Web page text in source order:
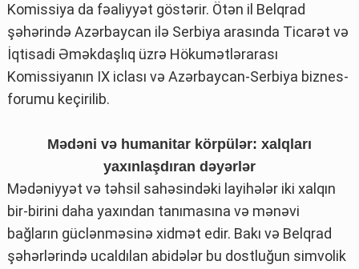
Komissiya da fəaliyyət göstərir. Ötən il Belqrad
şəhərində Azərbaycan ilə Serbiya arasında Ticarət və
İqtisadi Əməkdaşlıq üzrə Hökumətlərarası
Komissiyanın IX iclası və Azərbaycan-Serbiya biznes-
forumu keçirilib.
Mədəni və humanitar körpülər: xalqları
yaxınlaşdıran dəyərlər
Mədəniyyət və təhsil sahəsindəki layihələr iki xalqın
bir-birini daha yaxından tanımasına və mənəvi
bağların güclənməsinə xidmət edir. Bakı və Belqrad
şəhərlərində ucaldılan abidələr bu dostluğun simvolik